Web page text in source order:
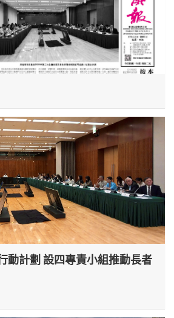
動計劃 設四專責小組推動長者